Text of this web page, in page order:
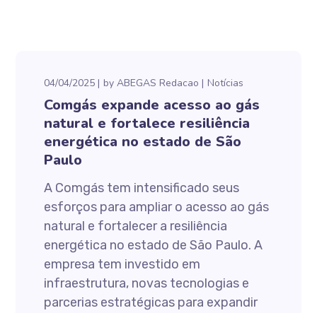
04/04/2025 byABEGAS Redacao Notícias
Comgás expande acesso ao gás
natural e fortalece resiliência
energética no estado de São
Paulo
A Comgás tem intensificado seus
esforços para ampliar o acesso ao gás
natural e fortalecer a resiliência
energética no estado de São Paulo. A
empresa tem investido em
infraestrutura, novas tecnologias e
parcerias estratégicas para expandir